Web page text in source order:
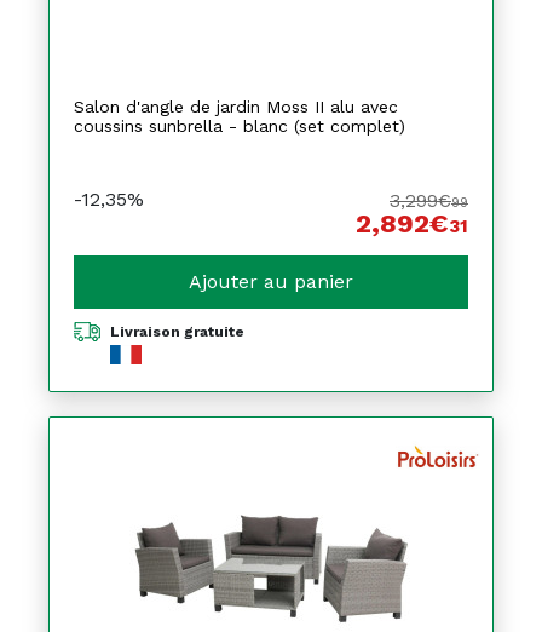
Salon d'angle de jardin Moss II alu avec
coussins sunbrella - blanc (set complet)
-12,35% 3,299€99
2,892€31
Ajouter au panier
Livraison gratuite